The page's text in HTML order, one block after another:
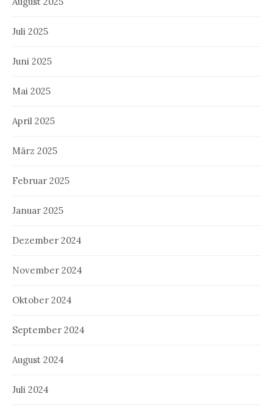
Juli 2025
Juni 2025
Mai 2025
April 2025
März 2025
Februar 2025
Januar 2025
Dezember 2024
November 2024
Oktober 2024
September 2024
August 2024
Juli 2024